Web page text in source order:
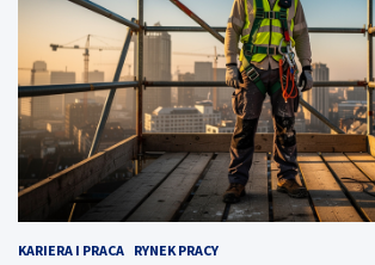
KARIERA I PRACA RYNEK PRACY